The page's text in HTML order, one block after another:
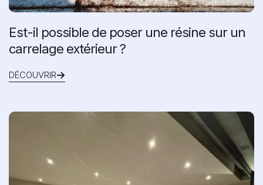
Est-il possible de poser une résine sur un
carrelage extérieur ?
DÉCOUVRIR